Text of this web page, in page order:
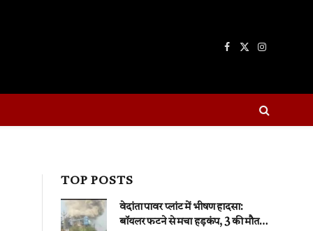
Facebook
X
Instagram
TOP POSTS
वेदांता पावर प्लांट में भीषण हादसा:
बॉयलर फटने से मचा हड़कंप, 3 की मौत,